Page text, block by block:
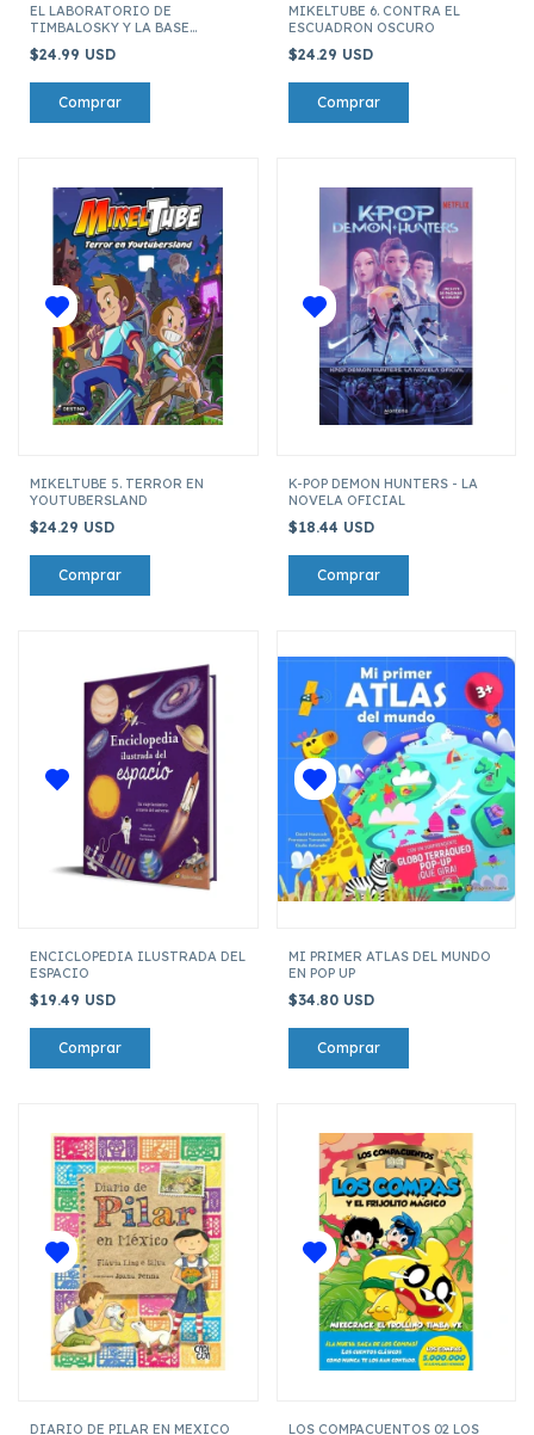
EL LABORATORIO DE
TIMBALOSKY Y LA BASE
$24.99 USD
MIKELTUBE 6. CONTRA EL
ESCUADRON OSCURO
$24.29 USD
MIKELTUBE 5. TERROR EN
YOUTUBERSLAND
$24.29 USD
K-POP DEMON HUNTERS - LA
NOVELA OFICIAL
$18.44 USD
ENCICLOPEDIA ILUSTRADA DEL
ESPACIO
$19.49 USD
MI PRIMER ATLAS DEL MUNDO
EN POP UP
$34.80 USD
DIARIO DE PILAR EN MEXICO LOS COMPACUENTOS 02 LOS